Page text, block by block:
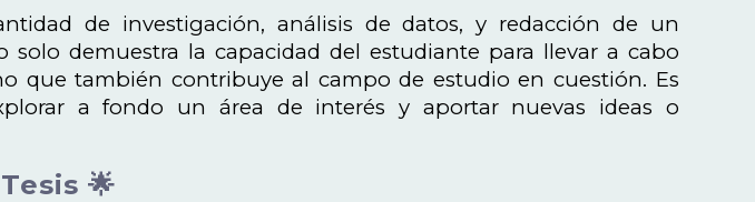
de investigación, análisis de datos, y redacción de un
solo demuestra la capacidad del estudiante para llevar a cabo
que también contribuye al campo de estudio en cuestión. Es
a fondo un área de interés y aportar nuevas ideas o
🌟